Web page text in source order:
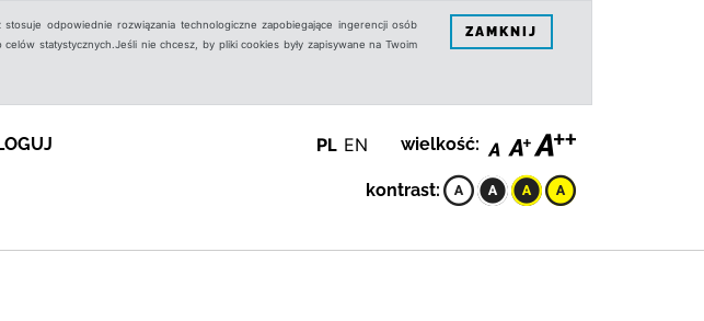
odpowiednie rozwiązania technologiczne zapobiegające ingerencji osób
statystycznych.Jeśli nie chcesz, by pliki cookies były zapisywane na Twoim
ZAMKNIJ
PL EN wielkość:
kontrast: